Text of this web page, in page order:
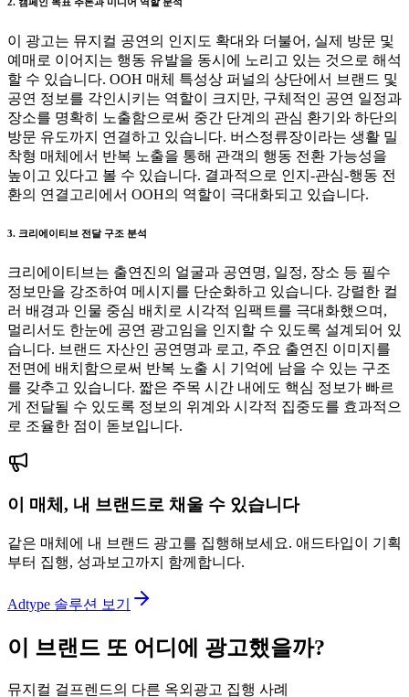
이 광고는 뮤지컬 공연의 인지도 확대와 더불어, 실제 방문 및
예매로 이어지는 행동 유발을 동시에 노리고 있는 것으로 해석
할 수 있습니다. OOH 매체 특성상 퍼널의 상단에서 브랜드 및
공연 정보를 각인시키는 역할이 크지만, 구체적인 공연 일정과
장소를 명확히 노출함으로써 중간 단계의 관심 환기와 하단의
방문 유도까지 연결하고 있습니다. 버스정류장이라는 생활 밀
착형 매체에서 반복 노출을 통해 관객의 행동 전환 가능성을
높이고 있다고 볼 수 있습니다. 결과적으로 인지-관심-행동 전
환의 연결고리에서 OOH의 역할이 극대화되고 있습니다.
3. 크리에이티브 전달 구조 분석
크리에이티브는 출연진의 얼굴과 공연명, 일정, 장소 등 필수
정보만을 강조하여 메시지를 단순화하고 있습니다. 강렬한 컬
러 배경과 인물 중심 배치로 시각적 임팩트를 극대화했으며,
멀리서도 한눈에 공연 광고임을 인지할 수 있도록 설계되어 있
습니다. 브랜드 자산인 공연명과 로고, 주요 출연진 이미지를
전면에 배치함으로써 반복 노출 시 기억에 남을 수 있는 구조
를 갖추고 있습니다. 짧은 주목 시간 내에도 핵심 정보가 빠르
게 전달될 수 있도록 정보의 위계와 시각적 집중도를 효과적으
로 조율한 점이 돋보입니다.
이 매체, 내 브랜드로 채울 수 있습니다
같은 매체에 내 브랜드 광고를 집행해보세요. 애드타입이 기획
부터 집행, 성과보고까지 함께합니다.
Adtype 솔루션 보기
이 브랜드 또 어디에 광고했을까?
뮤지컬 걸프렌드의 다른 옥외광고 집행 사례